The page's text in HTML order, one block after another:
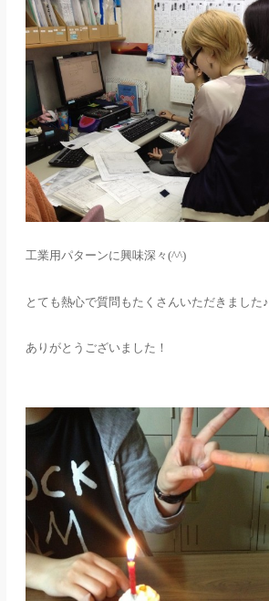
工業用パターンに興味深々 (^^)
とても熱心で質問もたくさんいただきました♪
ありがとうございました！